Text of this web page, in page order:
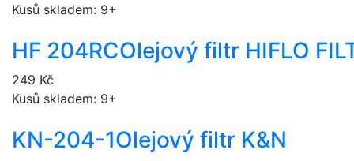
Kusů skladem: 9+
HF 204RCOlejový filtr HIFLO
249 Kč
Kusů skladem: 9+
KN-204-1Olejový filtr K&N